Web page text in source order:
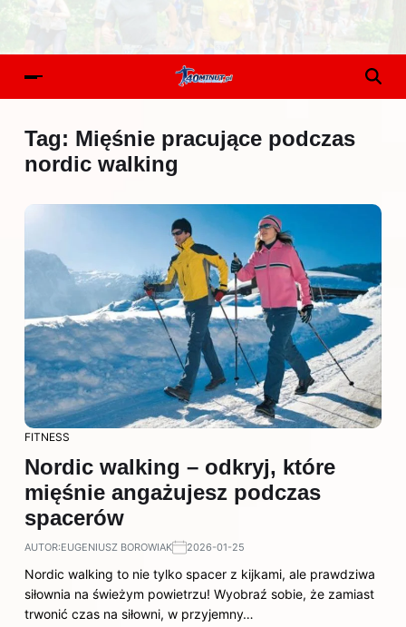
Tag: Mięśnie pracujące podczas
nordic walking
FITNESS
Nordic walking – odkryj, które
mięśnie angażujesz podczas
spacerów
AUTOR:EUGENIUSZ BOROWIAK 2026-01-25
Nordic walking to nie tylko spacer z kijkami, ale prawdziwa
siłownia na świeżym powietrzu! Wyobraź sobie, że zamiast
trwonić czas na siłowni, w przyjemny…